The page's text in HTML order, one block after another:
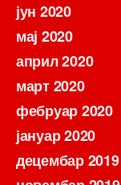
јун 2020
мај 2020
април 2020
март 2020
фебруар 2020
јануар 2020
децембар 2019